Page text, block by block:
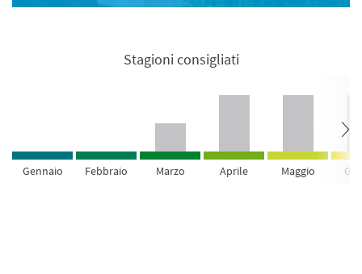
Stagioni consigliati
Gennaio Febbraio Marzo Aprile Maggio